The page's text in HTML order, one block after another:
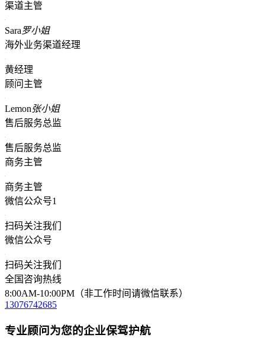
渠道主管
Sara罗小姐
海外业务渠道经理
黄经理
顾问主管
Lemon张小姐
售后服务总监
售后服务总监
商务主管
商务主管
微信公众号1
扫码关注我们
微信公众号
扫码关注我们
全国咨询热线
8:00AM-10:00PM（非工作时间请微信联系）
13076742685
专业顾问为您的企业保驾护航